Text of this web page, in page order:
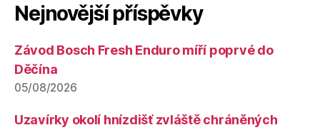
Nejnovější příspěvky
Závod Bosch Fresh Enduro míří poprvé do
Děčína
05/08/2026
Uzavírky okolí hnízdišť zvláště chráněných